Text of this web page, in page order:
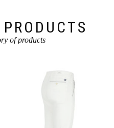
of products